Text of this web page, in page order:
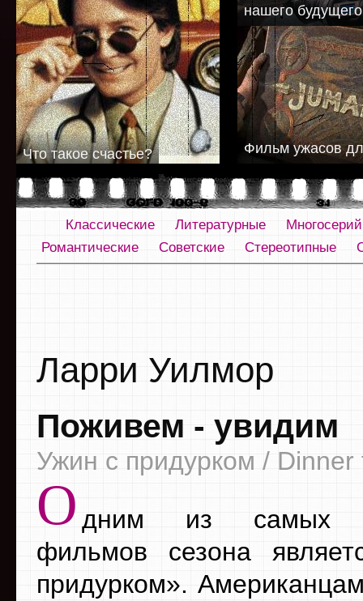
Что такое счастье?
нашего будущего
Фильм ужасов
Классические Литературные
Романтические
Советские Стереотипные
Ларри Уилмор
Поживем - увидим
Ужин с придурком /
О дним из самых
фильмов сезона
придурком».